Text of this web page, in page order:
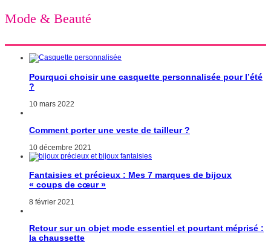
Mode & Beauté
Pourquoi choisir une casquette personnalisée pour l’été
?
10 mars 2022
Comment porter une veste de tailleur ?
10 décembre 2021
Fantaisies et précieux : Mes 7 marques de bijoux
« coups de cœur »
8 février 2021
Retour sur un objet mode essentiel et pourtant méprisé :
la chaussette